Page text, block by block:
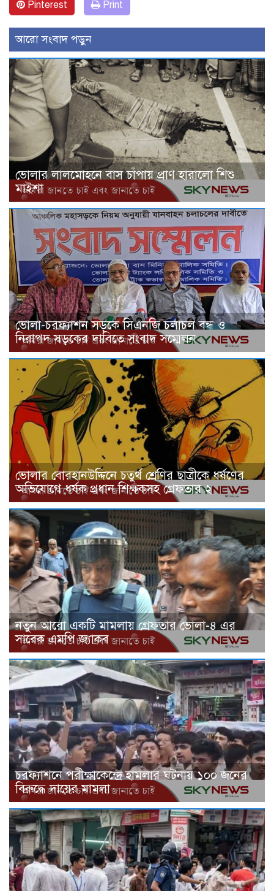
Pinterest Print
আরো সংবাদ পড়ুন
ভোলার লালমোহনে বাস চাঁপায় প্রাণ হারালো শিশু
মাইশা
ভোলা-চরফ্যাশন সড়কে সিএনজি চলাচল বন্ধ ও
নিরাপদ সড়কের দাবিতে সংবাদ সম্মেলন
ভোলার বোরহানউদ্দিনে চতুর্থ শ্রেণির ছাত্রীকে ধর্ষণের
অভিযোগে ধর্ষক প্রধান শিক্ষকসহ গ্রেফতার ২
নতুন আরো একটি মামলায় গ্রেফতার ভোলা-৪ এর
সাবেক এমপি জ্যাকব
চরফ্যাশনে পরীক্ষাকেন্দ্রে হামলার ঘটনায় ১০০ জনের
বিরুদ্ধে দায়ের মামলা